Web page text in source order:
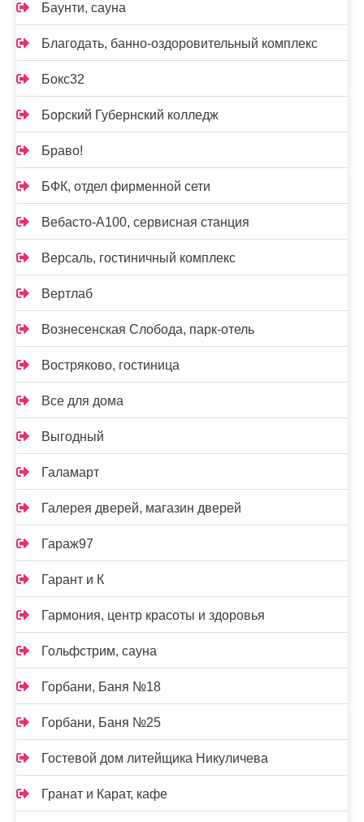
Баунти, сауна
Благодать, банно-оздоровительный комплекс
Бокс32
Борский Губернский колледж
Браво!
БФК, отдел фирменной сети
Вебасто-А100, сервисная станция
Версаль, гостиничный комплекс
Вертлаб
Вознесенская Слобода, парк-отель
Востряково, гостиница
Все для дома
Выгодный
Галамарт
Галерея дверей, магазин дверей
Гараж97
Гарант и К
Гармония, центр красоты и здоровья
Гольфстрим, сауна
Горбани, Баня №18
Горбани, Баня №25
Гостевой дом литейщика Никуличева
Гранат и Карат, кафе